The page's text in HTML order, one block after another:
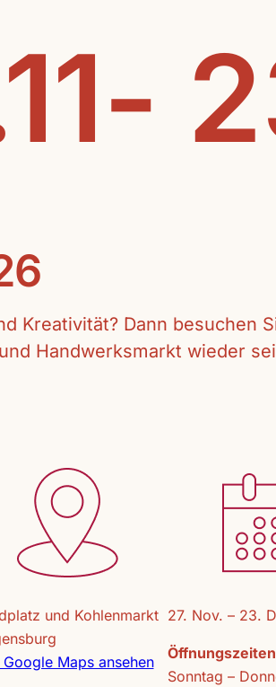
Kreativität? Dann besuchen
Handwerksmarkt wieder
und Kohlenmarkt
Maps ansehen
27. Nov. – 23.
Sonntag –